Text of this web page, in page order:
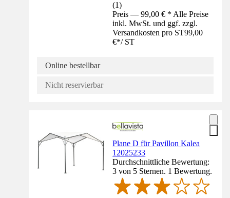
(1)
Preis — 99,00 € * Alle Preise
inkl. MwSt. und ggf. zzgl.
Versandkosten pro ST99,00
€*/ ST
Online bestellbar
Nicht reservierbar
Plane D für Pavillon Kalea
12025233
Durchschnittliche Bewertung:
3 von 5 Sternen. 1 Bewertung.